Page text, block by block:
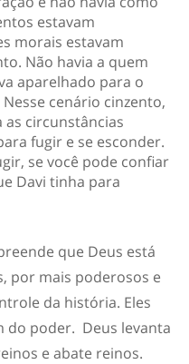
estavam
morais estavam
Não havia a quem
aparelhado para o
cenário cinzento,
as circunstâncias
fugir e se esconder.
se você pode confiar
Davi tinha para
que Deus está
por mais poderosos e
da história. Eles
do poder. Deus levanta
e abate reinos.